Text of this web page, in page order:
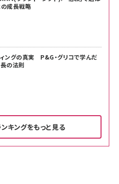
成長戦略
ングの真実 P&G・グリコで学んだ
の法則
キングをもっと見る